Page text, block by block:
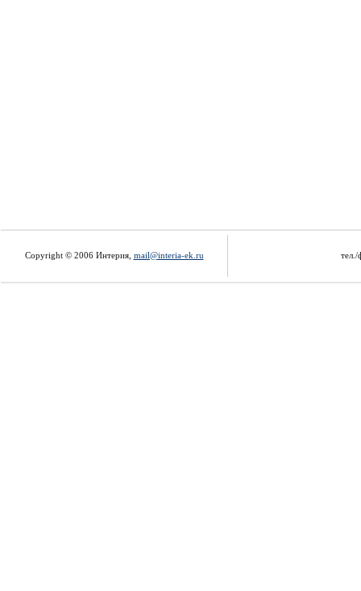
Copyright © 2006 Интерия, mail@interia-ek.ru